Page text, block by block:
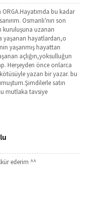
bu kadar
Osmanlı'nın son
kuruluşuna uzanan
yaşanan hayatlardan,o
yaşanmış hayattan
açlığın,yoksulluğun
Herşeyden önce onlarca
kötüsüyle yazan bir yazar. bu
satın
mutlaka tavsiye
ederim ^^